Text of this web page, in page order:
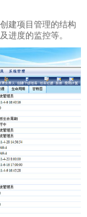
建项目管理的结构
进度的监控等。